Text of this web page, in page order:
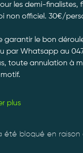
les demi-finalistes,
non officiel. 30€/
garantir le bon
par Whatsapp au
toute annulation à
plus
été bloqué en